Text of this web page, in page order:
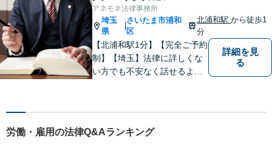
ごとに専門化したチームでの
サポート体制あり！ぜひ一度
ご相談ください。
アネモネ法律事務所
埼玉
県
|
さいたま市浦和
区
北浦和駅から徒歩1
分
【北浦和駅1分】【完全ご予約
制】【埼玉】法律に詳しくな
い方でも不安なく話せるよ
く感じがちな法律問題も、少
しょう。
詳細を見
る
労働・雇用の法律Q&Aランキング